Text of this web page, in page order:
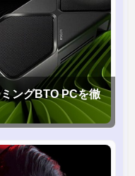
ングBTO PCを徹